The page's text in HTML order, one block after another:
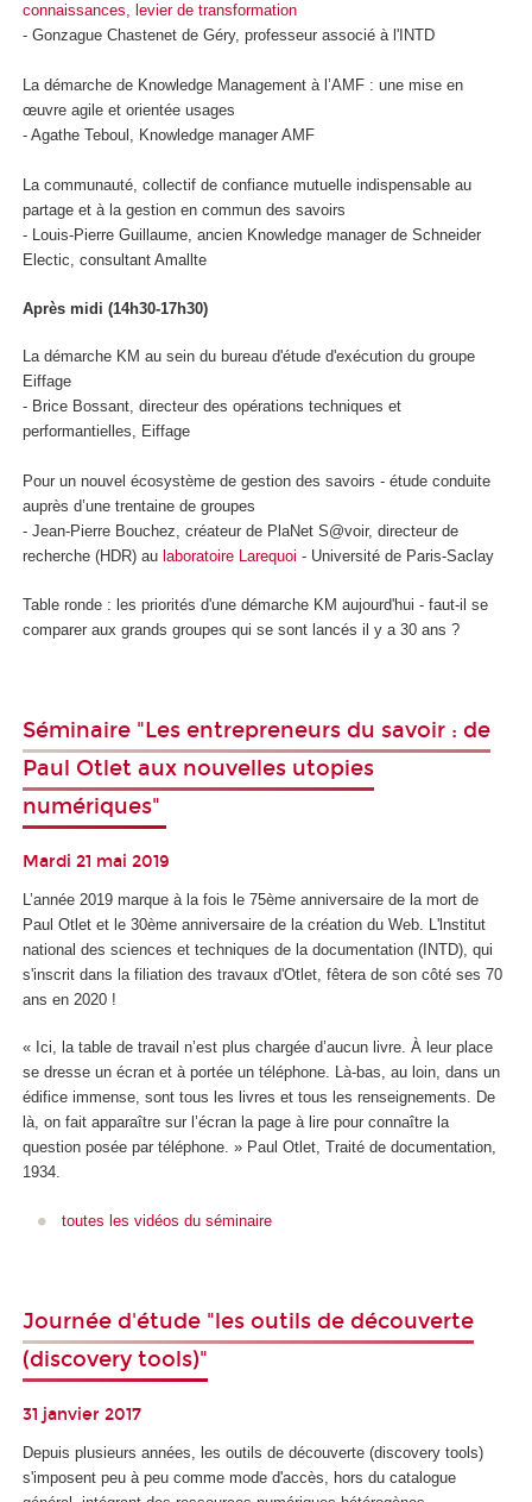
connaissances, levier de transformation
- Gonzague Chastenet de Géry, professeur associé à l'INTD
La démarche de Knowledge Management à l’AMF : une mise en
œuvre agile et orientée usages
- Agathe Teboul, Knowledge manager AMF
La communauté, collectif de confiance mutuelle indispensable au
partage et à la gestion en commun des savoirs
- Louis-Pierre Guillaume, ancien Knowledge manager de Schneider
Electic, consultant Amallte
Après midi (14h30-17h30)
La démarche KM au sein du bureau d'étude d'exécution du groupe
Eiffage
- Brice Bossant, directeur des opérations techniques et
performantielles, Eiffage
Pour un nouvel écosystème de gestion des savoirs - étude conduite
auprès d’une trentaine de groupes
- Jean-Pierre Bouchez, créateur de PlaNet S@voir, directeur de
recherche (HDR) au laboratoire Larequoi - Université de Paris-Saclay
Table ronde : les priorités d'une démarche KM aujourd'hui - faut-il se
comparer aux grands groupes qui se sont lancés il y a 30 ans ?
Séminaire "Les entrepreneurs du savoir : de
Paul Otlet aux nouvelles utopies
numériques"
Mardi 21 mai 2019
L’année 2019 marque à la fois le 75ème anniversaire de la mort de
Paul Otlet et le 30ème anniversaire de la création du Web. L'lnstitut
national des sciences et techniques de la documentation (INTD), qui
s'inscrit dans la filiation des travaux d'Otlet, fêtera de son côté ses 70
ans en 2020 !
« Ici, la table de travail n’est plus chargée d’aucun livre. À leur place
se dresse un écran et à portée un téléphone. Là-bas, au loin, dans un
édifice immense, sont tous les livres et tous les renseignements. De
là, on fait apparaître sur l’écran la page à lire pour connaître la
question posée par téléphone. » Paul Otlet, Traité de documentation,
1934.
toutes les vidéos du séminaire
Journée d'étude "les outils de découverte
(discovery tools)"
31 janvier 2017
Depuis plusieurs années, les outils de découverte (discovery tools)
s'imposent peu à peu comme mode d'accès, hors du catalogue